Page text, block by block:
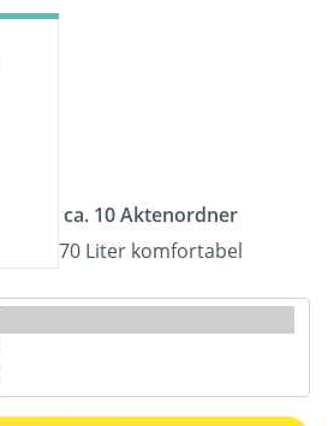
ca. 10 Aktenordner
70 Liter komfortabel